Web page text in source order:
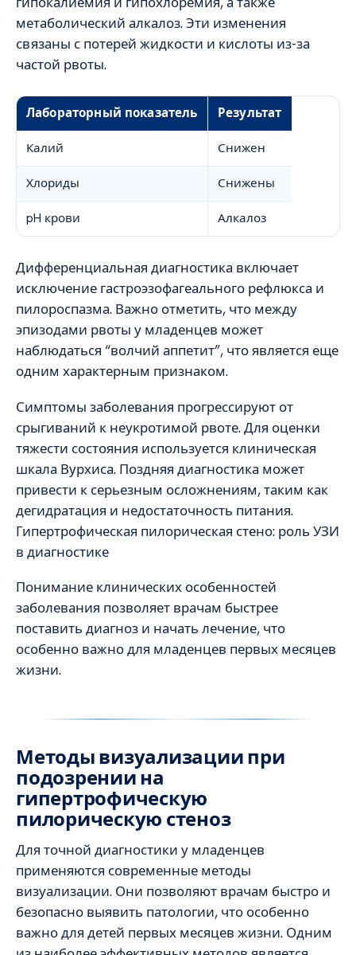
метаболический алкалоз. Эти изменения
связаны с потерей жидкости и кислоты из-за
частой рвоты.
Лабораторный показатель Результат
Калий Снижен
Хлориды Снижены
pH крови Алкалоз
Дифференциальная диагностика включает
исключение гастроэзофагеального рефлюкса и
пилороспазма. Важно отметить, что между
эпизодами рвоты у младенцев может
наблюдаться “волчий аппетит”, что является еще
одним характерным признаком.
Симптомы заболевания прогрессируют от
срыгиваний к неукротимой рвоте. Для оценки
тяжести состояния используется клиническая
шкала Вурхиса. Поздняя диагностика может
привести к серьезным осложнениям, таким как
дегидратация и недостаточность питания.
Гипертрофическая пилорическая стено: роль УЗИ
в диагностике
Понимание клинических особенностей
заболевания позволяет врачам быстрее
поставить диагноз и начать лечение, что
особенно важно для младенцев первых месяцев
жизни.
Методы визуализации при
подозрении на
гипертрофическую
пилорическую стеноз
Для точной диагностики у младенцев
применяются современные методы
визуализации. Они позволяют врачам быстро и
безопасно выявить патологии, что особенно
важно для детей первых месяцев жизни. Одним